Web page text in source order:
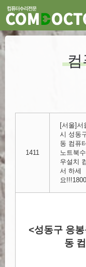
컴
1411
[서울]서
시 성동
동 컴퓨
노트북
우설치
서 하세
요
<성동구 응
동